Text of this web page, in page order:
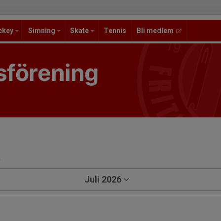
Simning Skate Tennis Bli medlem
Juli 2026